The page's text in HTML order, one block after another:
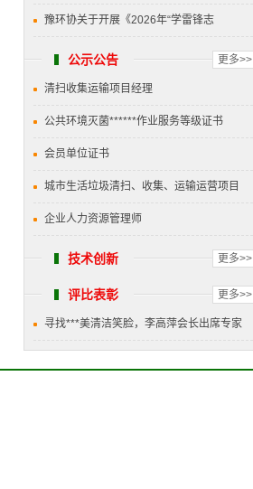
豫环协关于开展《2026年“学雷锋志
更多>>
公示公告
清扫收集运输项目经理
公共环境灭菌******作业服务等级证书
会员单位证书
城市生活垃圾清扫、收集、运输运营项目
企业人力资源管理师
更多>>
技术创新
更多>>
评比表彰
寻找***美清洁笑脸，李高萍会长出席专家